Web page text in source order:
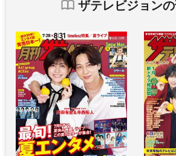
ザテレビジョン